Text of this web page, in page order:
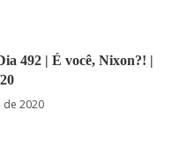
492 | É você, Nixon?! |
de 2020